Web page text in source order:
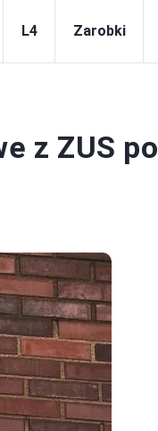
L4 Zarobki
z ZUS po